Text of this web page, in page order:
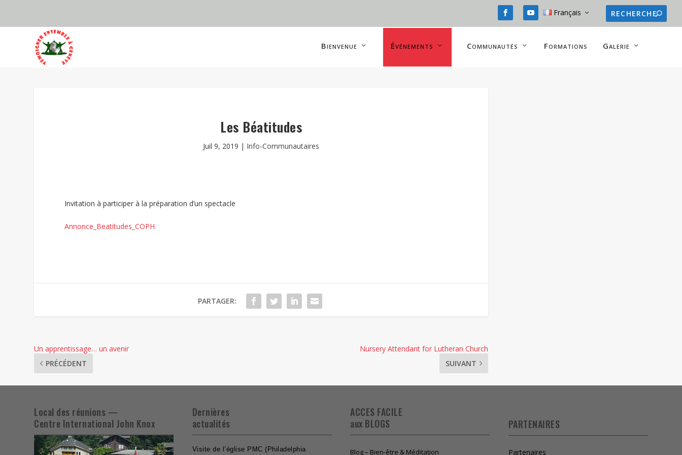
Français
Bienvenue Événements Communautés Formations Galerie
Les Béatitudes
Juil 9, 2019 | Info-Communautaires
Invitation à participer à la préparation d’un spectacle
Annonce_Beatitudes_COPH
PARTAGER:
Un apprentissage… un avenir
PRÉCÉDENT
Nursery Attendant for Lutheran Church
SUIVANT
Local des réunions —
Centre International John Knox
Dernières
actualités
Visite de l’église PMC (Philadelphia
ACCES FACILE
aux BLOGS
Blog – Bien-être & Méditation
PARTENAIRES
Partenaires